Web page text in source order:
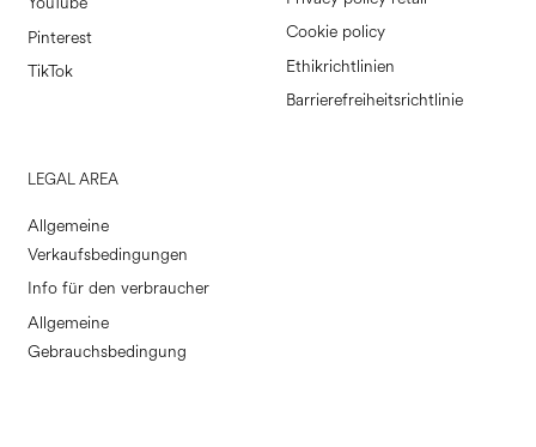
Pinterest
TikTok
Cookie policy
Ethikrichtlinien
Barrierefreiheitsrichtlinie
LEGAL AREA
Allgemeine
Verkaufsbedingungen
Info für den verbraucher
Allgemeine
Gebrauchsbedingung